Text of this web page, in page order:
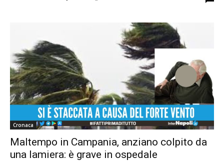
Cronaca
Maltempo in Campania, anziano colpito da
una lamiera: è grave in ospedale